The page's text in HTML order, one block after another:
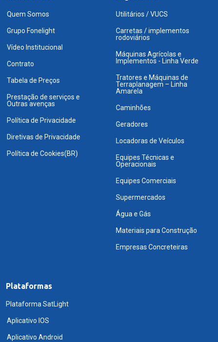
Quem Somos
Grupo Fonelight
Vídeo Institucional
Contrato
Tabela de Preços
Prestação de serviços e
Outras avenças
Política de Privacidade
Diretivas de Privacidade
Política de Cookies(BR)
Utilitários / VUCS
Carretas / implementos
rodoviários
Máquinas Agrícolas e
Implementos - Linha Verde
Tratores e Máquinas de
Terraplanagem – Linha
Amarela
Caminhões
Geradores
Locadoras de Veículos
Equipes Técnicas e
Operacionais
Equipes Comerciais
Supermercados
Água e Gás
Materiais para Construção
Empresas Concreteiras
Plataformas
Plataforma SatLight
Aplicativo IOS
Aplicativo Android